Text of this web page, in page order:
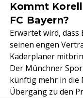
Kommt
FC Bayern?
Erwartet wird, dass
seinen engen
Kaderplaner
Der Münchner
künftig mehr in die
Übergang zu den